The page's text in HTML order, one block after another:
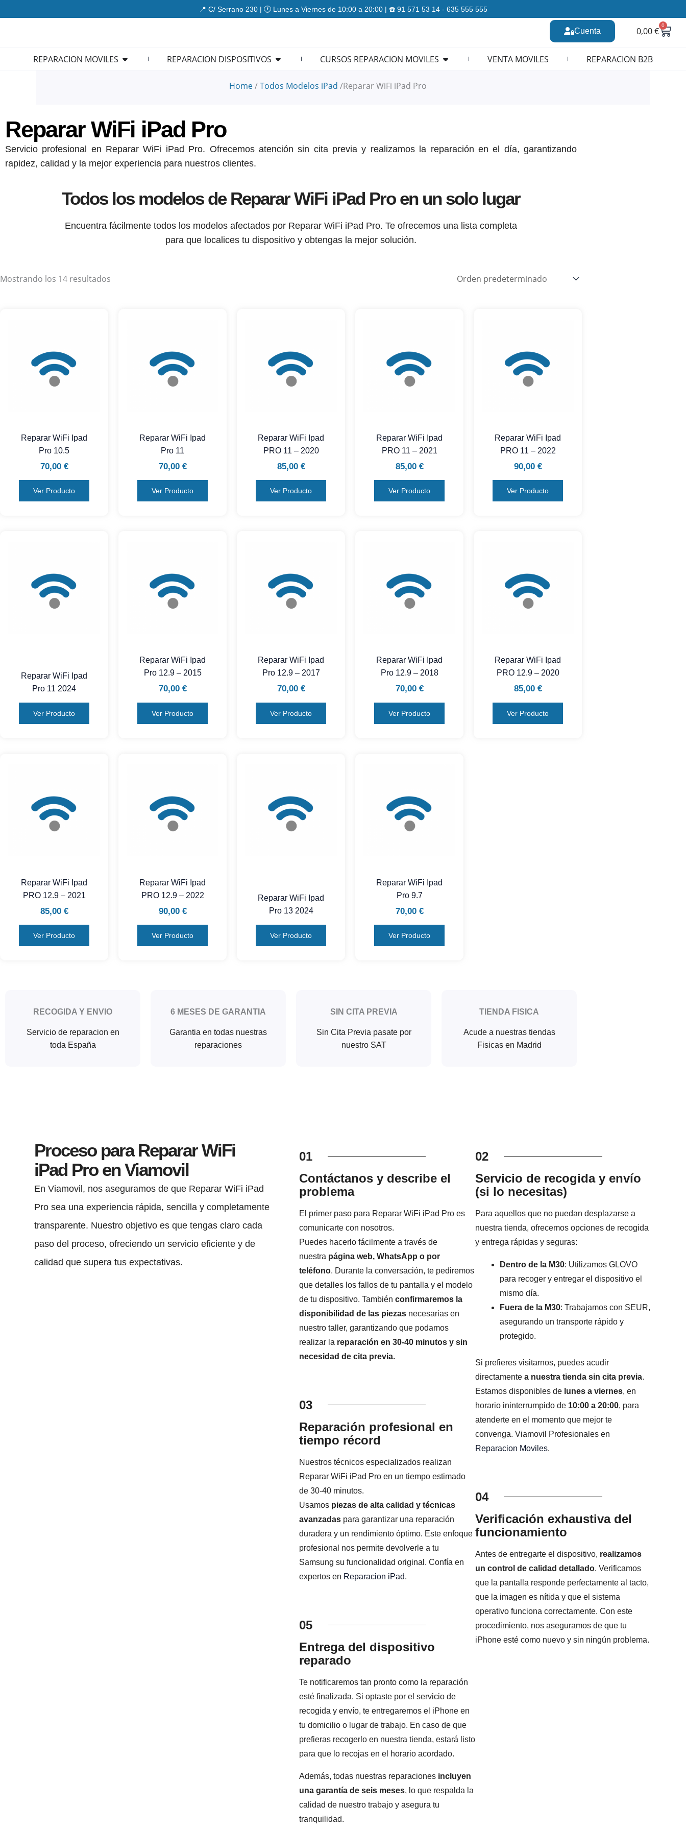
al
📍 C/ Serrano 230 | 🕐 Lunes a Viernes de 10:00 a 20:00 | ☎️ 91 571 53 14 - 635 555 555
Cuenta 0,00€
0
REPARACION MOVILES Open REPARACION MOVILES
REPARACION DISPOSITIVOS Open REPARACION DISPOSITIVOS
CURSOS REPARACION MOVILES Open CURSOS REPARACION MOVILES
VENTA MOVILES REPARACION B2B
Home/Todos Modelos iPad /Reparar WiFi iPad Pro
Reparar WiFi iPad Pro
Servicio profesional en Reparar WiFi iPad Pro. Ofrecemos atención sin cita previa y realizamos la reparación en el día, garantizando
rapidez, calidad y la mejor experiencia para nuestros clientes.
Todos los modelos de Reparar WiFi iPad Pro en un solo lugar
Encuentra fácilmente todos los modelos afectados por Reparar WiFi iPad Pro. Te ofrecemos una lista completa
para que localices tu dispositivo y obtengas la mejor solución.
Mostrando los 14 resultados
Reparar WiFi Ipad
Pro 10.5
70,00 €
Ver Producto
Reparar WiFi Ipad
Pro 11
70,00 €
Ver Producto
Reparar WiFi Ipad
PRO 11 – 2020
85,00 €
Ver Producto
Reparar WiFi Ipad
PRO 11 – 2021
85,00 €
Ver Producto
Reparar WiFi Ipad
PRO 11 – 2022
90,00 €
Ver Producto
Reparar WiFi Ipad
Pro 11 2024
Ver Producto
Reparar WiFi Ipad
Pro 12.9 – 2015
70,00 €
Ver Producto
Reparar WiFi Ipad
Pro 12.9 – 2017
70,00 €
Ver Producto
Reparar WiFi Ipad
Pro 12.9 – 2018
70,00 €
Ver Producto
Reparar WiFi Ipad
PRO 12.9 – 2020
85,00 €
Ver Producto
Reparar WiFi Ipad
PRO 12.9 – 2021
85,00 €
Ver Producto
Reparar WiFi Ipad
PRO 12.9 – 2022
90,00 €
Ver Producto
Reparar WiFi Ipad
Pro 13 2024
Ver Producto
Reparar WiFi Ipad
Pro 9.7
70,00 €
Ver Producto
RECOGIDA Y ENVIO
Servicio de reparacion en
toda España
6 MESES DE GARANTIA
Garantia en todas nuestras
reparaciones
SIN CITA PREVIA
Sin Cita Previa pasate por
nuestro SAT
TIENDA FISICA
Acude a nuestras tiendas
Fisicas en Madrid
Proceso para Reparar WiFi
iPad Pro en Viamovil
En Viamovil, nos aseguramos de que Reparar WiFi iPad
Pro sea una experiencia rápida, sencilla y completamente
transparente. Nuestro objetivo es que tengas claro cada
paso del proceso, ofreciendo un servicio eficiente y de
calidad que supera tus expectativas.
01
Contáctanos y describe el
problema
El primer paso para Reparar WiFi iPad Pro es
comunicarte con nosotros.
Puedes hacerlo fácilmente a través de
nuestra página web, WhatsApp o por
teléfono. Durante la conversación, te pediremos
que detalles los fallos de tu pantalla y el modelo
de tu dispositivo. También confirmaremos la
disponibilidad de las piezasnecesarias en
nuestro taller, garantizando que podamos
realizar la reparación en 30-40 minutos y sin
necesidad de cita previa.
03
Reparación profesional en
tiempo récord
Nuestros técnicos especializados realizan
Reparar WiFi iPad Pro en un tiempo estimado
de 30-40 minutos.
Usamos piezas de alta calidad y técnicas
avanzadaspara garantizar una reparación
duradera y un rendimiento óptimo. Este enfoque
profesional nos permite devolverle a tu
Samsung su funcionalidad original. Confía en
expertos en Reparacion iPad.
05
Entrega del dispositivo
reparado
Te notificaremos tan pronto como la reparación
esté finalizada. Si optaste por el servicio de
recogida y envío, te entregaremos el iPhone en
tu domicilio o lugar de trabajo. En caso de que
prefieras recogerlo en nuestra tienda, estará listo
para que lo recojas en el horario acordado.
Además, todas nuestras reparaciones incluyen
una garantía de seis meses, lo que respalda la
calidad de nuestro trabajo y asegura tu
tranquilidad.
02
Servicio de recogida y envío
(si lo necesitas)
Para aquellos que no puedan desplazarse a
nuestra tienda, ofrecemos opciones de recogida
y entrega rápidas y seguras:
Dentro de la M30: Utilizamos GLOVO
para recoger y entregar el dispositivo el
mismo día.
Fuera de la M30: Trabajamos con SEUR,
asegurando un transporte rápido y
protegido.
Si prefieres visitarnos, puedes acudir
directamentea nuestra tienda sin cita previa.
Estamos disponibles de lunes a viernes, en
horario ininterrumpido de 10:00 a 20:00, para
atenderte en el momento que mejor te
convenga. Viamovil Profesionales en
Reparacion Moviles.
04
Verificación exhaustiva del
funcionamiento
Antes de entregarte el dispositivo, realizamos
un control de calidad detallado. Verificamos
que la pantalla responde perfectamente al tacto,
que la imagen es nítida y que el sistema
operativo funciona correctamente. Con este
procedimiento, nos aseguramos de que tu
iPhone esté como nuevo y sin ningún problema.